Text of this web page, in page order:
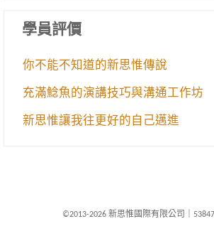
學員評價
你不能不知道的新思惟傳說
充滿鯰魚的演講技巧與溝通工作坊
新思惟讓我往更好的自己邁進
©2013-2026 新思惟國際有限公司